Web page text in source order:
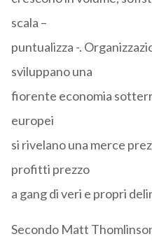
scala –
puntualizza -.
sviluppano una
fiorente economia
europei
si rivelano una merce
profitti prezzo
a gang di veri e propri
Secondo Matt